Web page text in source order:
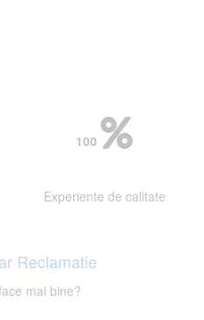
100
Experiente de calitate
Reclamatie
mai bine?